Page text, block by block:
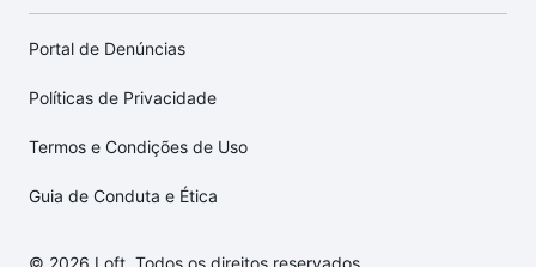
Portal de Denúncias
Políticas de Privacidade
Termos e Condições de Uso
Guia de Conduta e Ética